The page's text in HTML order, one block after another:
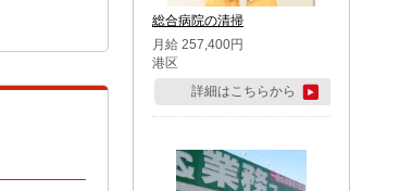
総合病院の清掃
月給 257,400円
港区
詳細はこちらから